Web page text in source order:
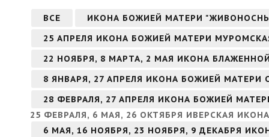
ВСЕ
ИКОНА БОЖИЕЙ МАТЕРИ
25 АПРЕЛЯ ИКОНА БОЖИЕЙ МАТЕРИ
22 НОЯБРЯ, 8 МАРТА, 2 МАЯ ИКОНА
8 ЯНВАРЯ, 27 АПРЕЛЯ ИКОНА БОЖИЕЙ МАТЕРИ
28 ФЕВРАЛЯ, 27 АПРЕЛЯ ИКОНА БОЖИЕЙ
25 ФЕВРАЛЯ, 6 МАЯ, 26 ОКТЯБРЯ ИВЕРСКАЯ
6 МАЯ, 16 НОЯБРЯ, 23 НОЯБРЯ, 9 ДЕКАБРЯ